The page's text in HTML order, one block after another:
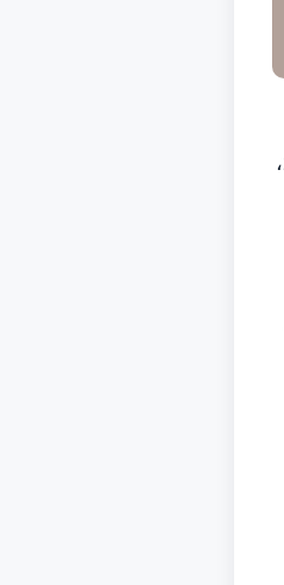
حاكم الشارقة، تخصيص 747 ألف درهم لميزانية الموسم المسرحي في دورته الـ 19، والتي تنطلق فعالياتها في أكتوبر 2026،